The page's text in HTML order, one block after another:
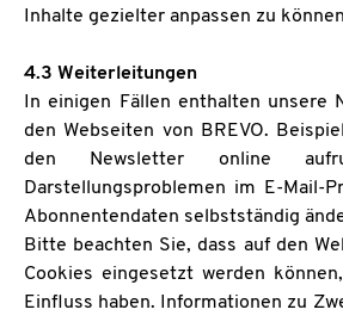
Inhalte gezielter anpassen zu
4.3 Weiterleitungen
In einigen Fällen enthalten unsere
den Webseiten von BREVO.
den Newsletter online
Darstellungsproblemen im E-Mail-
Abonnentendaten selbstständig
Bitte beachten Sie, dass auf den
Cookies eingesetzt werden
Einfluss haben. Informationen zu